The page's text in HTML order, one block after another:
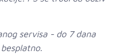
servisa - do 7 dana